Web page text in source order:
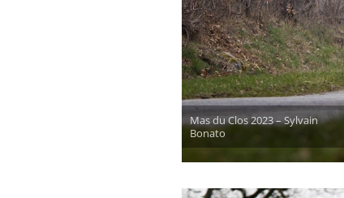
Mas du Clos 2023 – Sylvain
Bonato